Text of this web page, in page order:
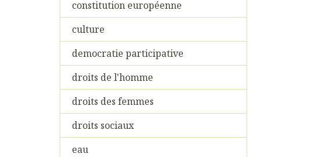
constitution européenne
culture
democratie participative
droits de l'homme
droits des femmes
droits sociaux
eau